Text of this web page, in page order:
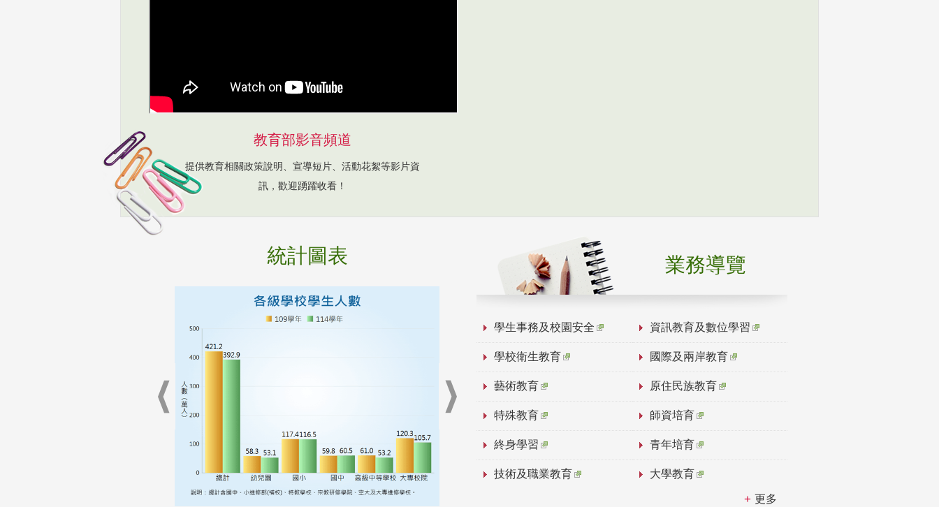
教育部影音頻道
提供教育相關政策說明、宣導短片、活動花絮等影片資
訊，歡迎踴躍收看！
統計圖表 業務導覽
學生事務及校園安全 資訊教育及數位學習
學校衛生教育 國際及兩岸教育
藝術教育 原住民族教育
特殊教育 師資培育
終身學習 青年培育
技術及職業教育 大學教育
更多